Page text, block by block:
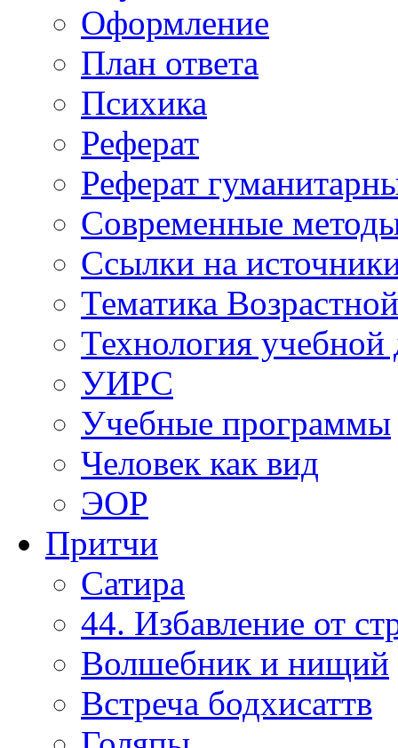
Оформление
План ответа
Психика
Реферат
Реферат
Современные
Ссылки на
Тематика
Технология учебной
УИРС
Учебные программы
Человек как вид
ЭОР
Притчи
Сатира
44. Избавление от
Волшебник и нищий
Встреча бодхисаттв